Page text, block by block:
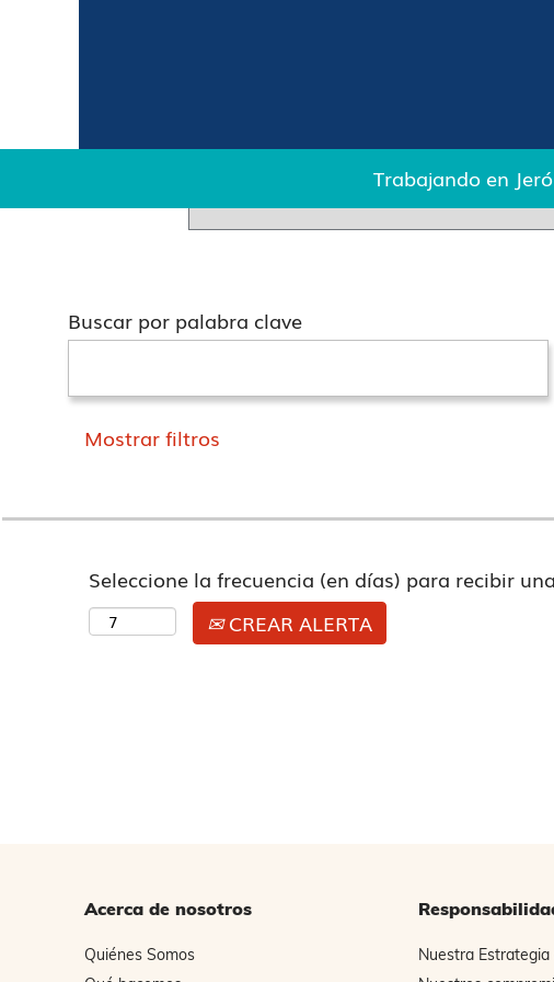
Trabajando en
También puedes buscar empleos
Buscar por palabra clave
Mostrar filtros
Seleccione la frecuencia (en días) para recibir
CREAR ALERTA
Acerca de nosotros
Quiénes Somos
Nuestra